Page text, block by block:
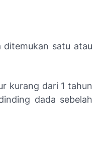
ditemukan satu atau
kurang dari 1 tahun
dada sebelah